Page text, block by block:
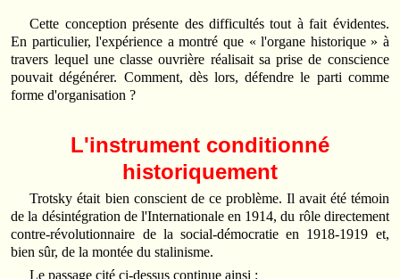
Cette conception présente des difficultés tout à fait évidentes.
En particulier, l'expérience a montré que « l'organe historique » à
travers lequel une classe ouvrière réalisait sa prise de conscience
pouvait dégénérer. Comment, dès lors, défendre le parti comme
forme d'organisation ?
L'instrument conditionné
historiquement
Trotsky était bien conscient de ce problème. Il avait été témoin
de la désintégration de l'Internationale en 1914, du rôle directement
contre-révolutionnaire de la social-démocratie en 1918-1919 et,
bien sûr, de la montée du stalinisme.
Le passage cité ci-dessus continue ainsi :